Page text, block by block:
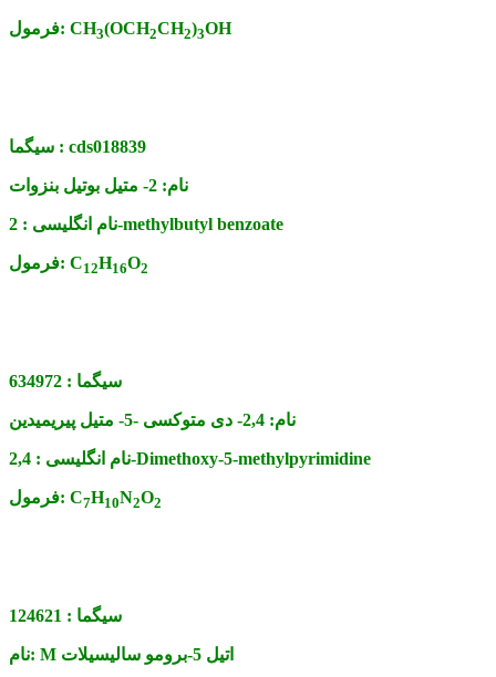
فرمول: CH3(OCH2CH2)3OH
سیگما : cds018839
نام: 2- متیل بوتیل بنزوات
نام انگلیسی :2-methylbutyl benzoate
فرمول: C12H16O2
سیگما : 634972
نام: 2,4- دی متوکسی -5- متیل پیریمیدین
نام انگلیسی :2,4-Dimethoxy-5-methylpyrimidine
فرمول: C7H10N2O2
سیگما : 124621
نام: M اتیل 5-برومو سالیسیلات